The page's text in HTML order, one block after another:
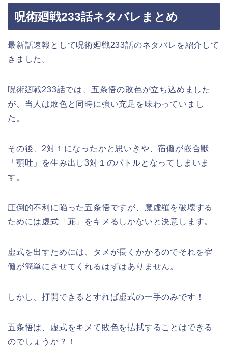
呪術廻戦233話ネタバレまとめ
最新話速報として呪術廻戦233話のネタバレを紹介して
きました。
呪術廻戦233話では、五条悟の敗色が立ち込めました
が、当人は敗色と同時に強い充足を味わっていまし
た。
その後、2対１になったかと思いきや、宿儺が嵌合獣
「顎吐」を生み出し3対１のバトルとなってしまいま
す。
圧倒的不利に陥った五条悟ですが、魔虚羅を破壊する
ためには虚式「茈」をキメるしかないと決意します。
虚式を出すためには、タメが長くかかるのでそれを宿
儺が簡単にさせてくれるはずはありません。
しかし、打開できるとすれば虚式の一手のみです！
五条悟は、虚式をキメて敗色を払拭することはできる
のでしょうか？！